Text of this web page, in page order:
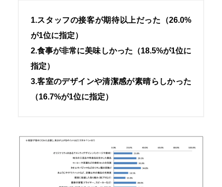
1.スタッフの接客が期待以上だった（26.0%
が1位に指定）
2.食事が非常に美味しかった（18.5%が1位に
指定）
3.客室のデザインや清潔感が素晴らしかった
（16.7%が1位に指定）